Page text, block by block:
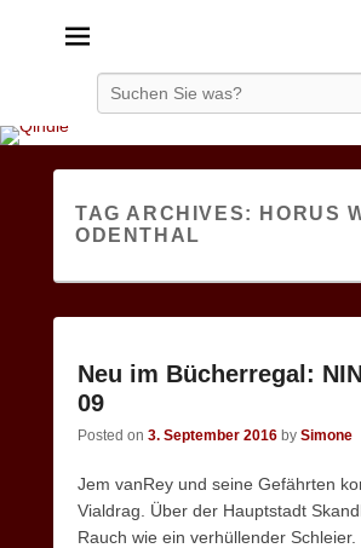
TAG ARCHIVES:
HORUS
ODENTHAL
Neu im Bücherregal:
09
Posted on 3. September 2016 by Simone
Jem vanRey und seine Gefährten
Vialdrag. Über der Hauptstadt
Rauch wie ein verhüllender Schleier.